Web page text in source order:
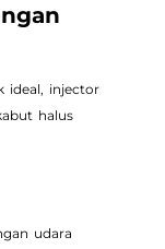
ideal, injector
halus
udara